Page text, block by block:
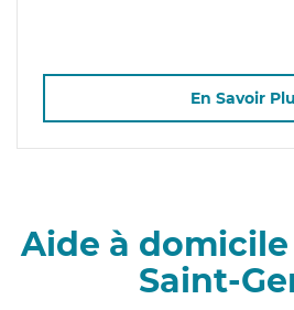
En Savoir
Aide à
Saint-